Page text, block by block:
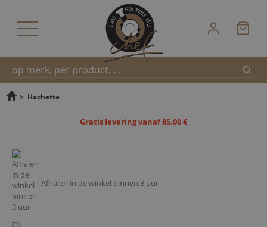
Snel
> Hachette
Gratis levering vanaf 85,00 €
Afhalen in de winkel binnen 3 uur